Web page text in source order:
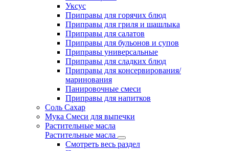
Уксус
Приправы для горячих блюд
Приправы для гриля и шашлыка
Приправы для салатов
Приправы для бульонов и супов
Приправы универсальные
Приправы для сладких блюд
Приправы для консервирования/
маринования
Панировочные смеси
Приправы для напитков
Соль Сахар
Мука Смеси для выпечки
Растительные масла
Растительные масла
Смотреть весь раздел